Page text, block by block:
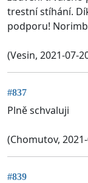
trestní stíhání.
podporu!
(Vesin, 2021-07-
#837
Plně schvaluji
(Chomutov,
#839